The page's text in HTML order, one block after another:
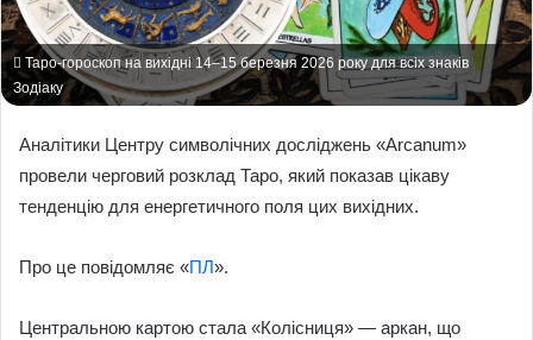
Таро-гороскоп на вихідні 14–15 березня 2026 року для всіх знаків
Зодіаку
Аналітики Центру символічних досліджень «Arcanum»
провели черговий розклад Таро, який показав цікаву
тенденцію для енергетичного поля цих вихідних.
Про це повідомляє «ПЛ».
Центральною картою стала «Колісниця» — аркан, що